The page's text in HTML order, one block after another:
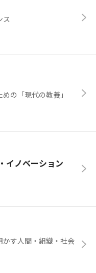
ス
の「現代の教養」
イノベーション
かす人間・組織・社会